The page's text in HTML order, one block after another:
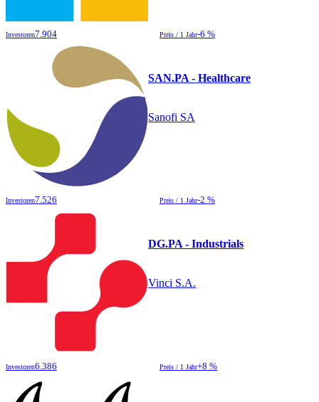
Investoren7.904 Preis / 1 Jahr-6 %
SAN.PA - Healthcare
Sanofi SA
Investoren7.526 Preis / 1 Jahr-2 %
DG.PA - Industrials
Vinci S.A.
Investoren6.386 Preis / 1 Jahr+8 %